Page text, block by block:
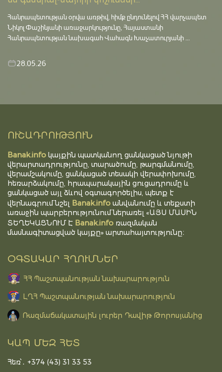
Հանրապետության օրվա առթիվ, հիմք ընդունելով ՀՀ վարչապետ
Նիկոլ Փաշինյանի առաջարկությունը, Հայաստանի
Հանրապետության նախագահ Վահագն Խաչատուրյանի ...
28.05.26
ՈՒՇԱԴՐՈՒԹՅՈՒՆ
Banak.info կայքին պատկանող ցանկացած նյութի
վերարտադրությունը, տարածումը, թարգմանումը,
վերամշակումը, ցանկացած տեսակի վերափոխումը,
հեռարձակումը, հրապարակային ցուցադրումը և
ցանկացած այլ ձևով օգտագործելիս, պետք է
վերնագրում նշել Banak.info անվանումը և տեքստի
առաջին պարբերությունում ներառել «ԱՅՍ ՄԱՍԻՆ
ՏԵՂԵԿԱՑՆՈՒՄ Է Banak.info ռազմական
մասնագիտացված կայքը» արտահայտությունը։
ՕԳՏԱԿԱՐ ՀՂՈՒՄՆԵՐ
ՀՀ Պաշտպանության նախարարություն
ԼՂՀ Պաշտպանության նախարարություն
Ռազմաճակատային լուրեր Դավիթ Թորոսյանից
ԿԱՊ ՄԵԶ ՀԵՏ
Հեռ՝․ +374 (43) 31 33 53